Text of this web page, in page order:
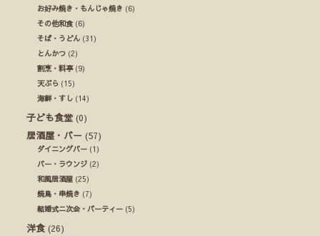
お好み焼き・もんじゃ焼き (6)
その他和食(6)
そば・うどん (31)
とんかつ (2)
割烹・料亭(9)
天ぷら (15)
海鮮・すし (14)
子ども食堂 (0)
居酒屋・バー (57)
ダイニングバー (1)
バー・ラウンジ (2)
和風居酒屋 (25)
焼鳥・串焼き (7)
結婚式ニ次会・パーティー (5)
洋食 (26)